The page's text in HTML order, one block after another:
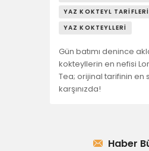
YAZ KOKTEYL TARIFLERI
YAZ KOKTEYLLERI
Gün batımı denince
kokteyllerin en nefisi
Tea; orijinal tarifinin en
karşınızda!
Haber